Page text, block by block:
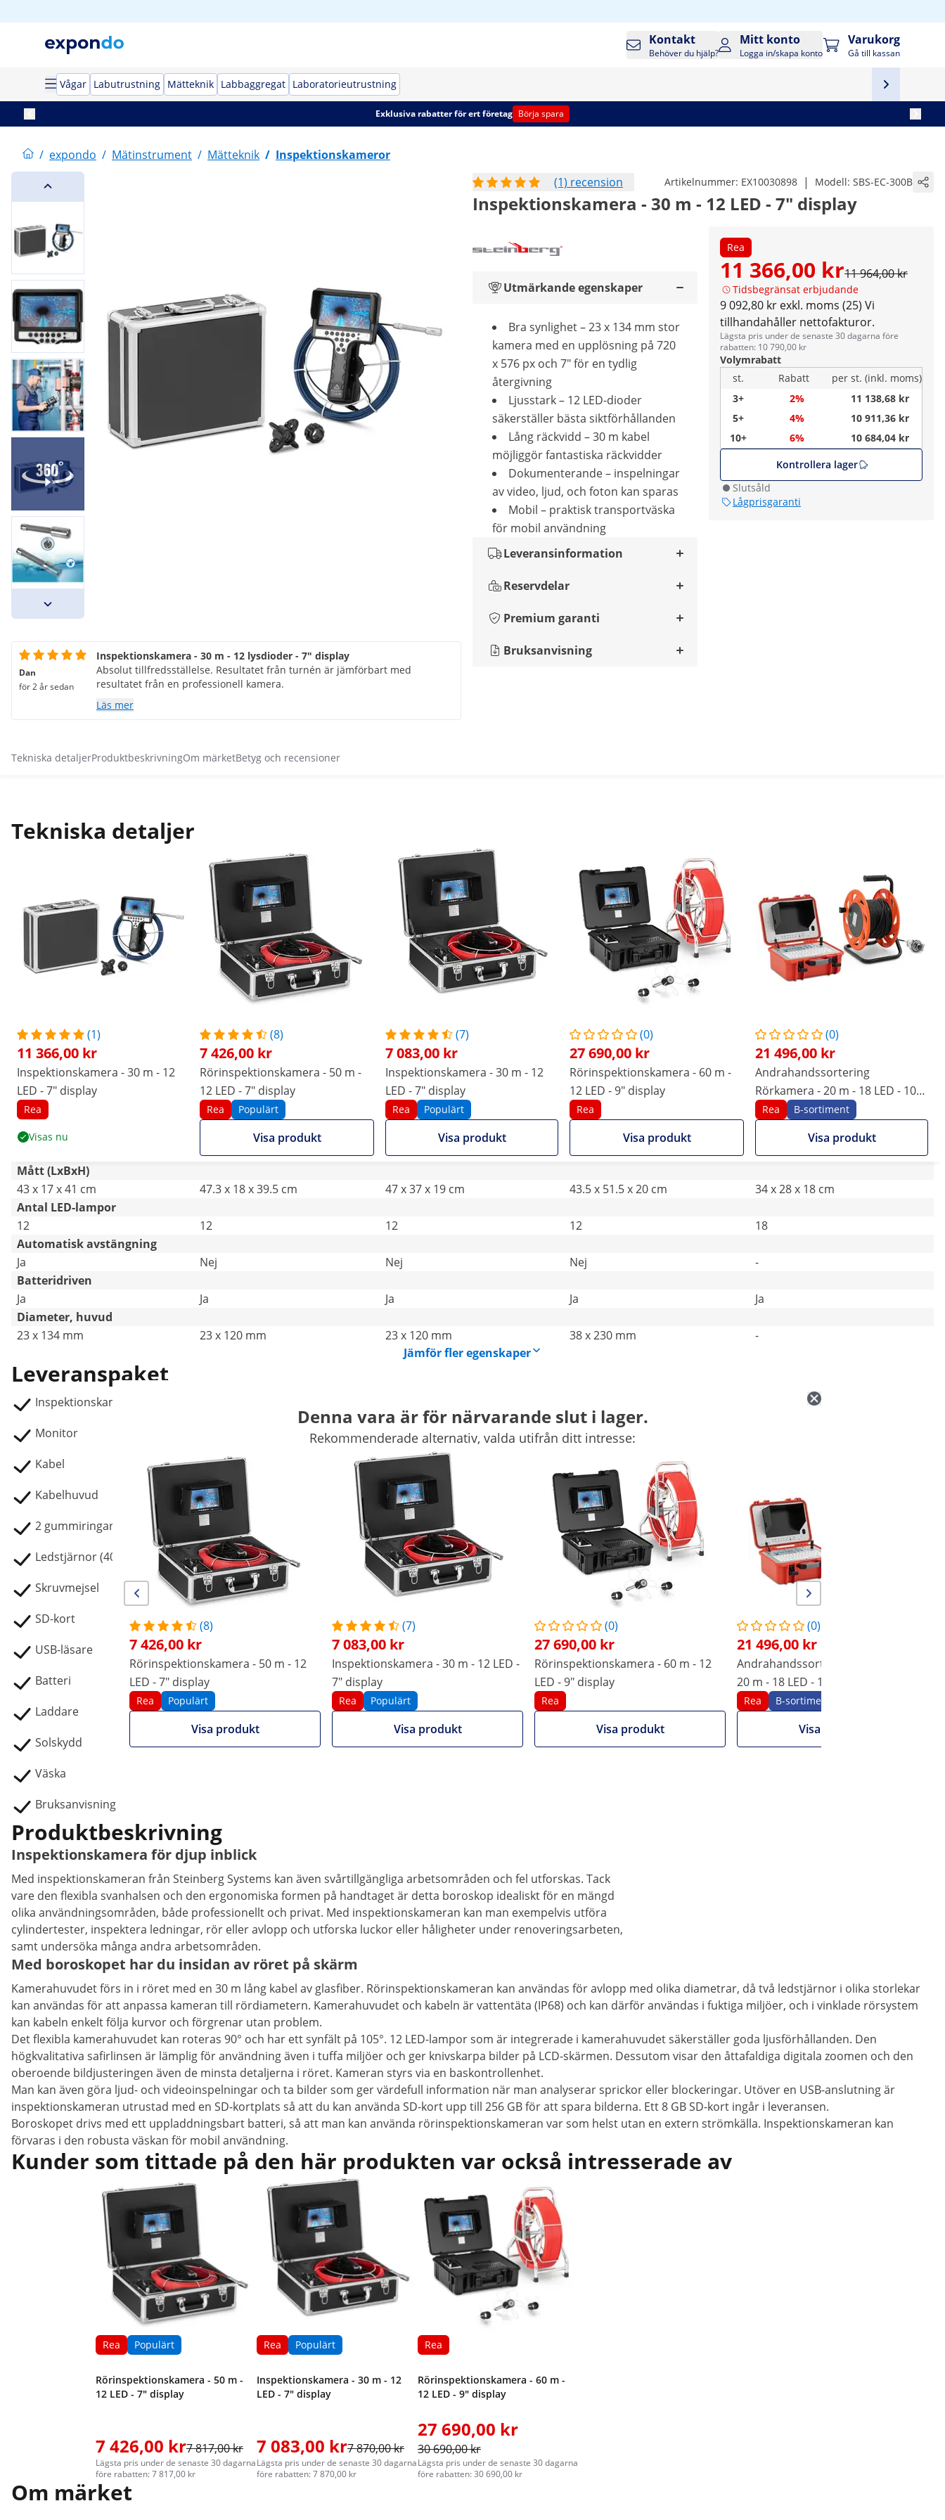
Kontakt
Behöver du hjälp?
Mitt konto
Logga in/skapa konto
Varukorg
Gå till kassan
Vågar Labutrustning Mätteknik Labbaggregat Laboratorieutrustning
Exklusiva rabatter för ert företag Börja spara
/ expondo / Mätinstrument / Mätteknik / Inspektionskameror
(1) recension
Artikelnummer: EX10030898 | Modell: SBS-EC-300B
Inspektionskamera - 30 m - 12 LED - 7" display
Rea
11 366,00 kr11 964,00 kr
Tidsbegränsat erbjudande
9 092,80 kr exkl. moms (25) Vi
tillhandahåller nettofakturor.
Lägsta pris under de senaste 30 dagarna före
rabatten: 10 790,00 kr
Volymrabatt
st.
Rabatt
per st. (inkl. moms)
3+
2%
11 138,68 kr
5+
4%
10 911,36 kr
10+
6%
10 684,04 kr
Kontrollera lager
Slutsåld
Lågprisgaranti
Utmärkande egenskaper
Bra synlighet – 23 x 134 mm stor
kamera med en upplösning på 720
x 576 px och 7" för en tydlig
återgivning
Ljusstark – 12 LED-dioder
säkerställer bästa siktförhållanden
Lång räckvidd – 30 m kabel
möjliggör fantastiska räckvidder
Dokumenterande – inspelningar
av video, ljud, och foton kan sparas
Mobil – praktisk transportväska
för mobil användning
Leveransinformation
Reservdelar
Premium garanti
Bruksanvisning
Dan
för 2 år sedan
Inspektionskamera - 30 m - 12 lysdioder - 7" display
Absolut tillfredsställelse. Resultatet från turnén är jämförbart med
resultatet från en professionell kamera.
Läs mer
Tekniska detaljerProduktbeskrivningOm märketBetyg och recensioner
Tekniska detaljer
(1)
11 366,00 kr
Inspektionskamera - 30 m - 12
LED - 7" display
Rea
Visas nu
(8)
7 426,00 kr
Rörinspektionskamera - 50 m -
12 LED - 7" display
Rea Populärt
Visa produkt
(7)
7 083,00 kr
Inspektionskamera - 30 m - 12
LED - 7" display
Rea Populärt
Visa produkt
(0)
27 690,00 kr
Rörinspektionskamera - 60 m -
12 LED - 9" display
Rea
Visa produkt
(0)
21 496,00 kr
Andrahandssortering
Rörkamera - 20 m - 18 LED - 10"
display
Rea B-sortiment
Visa produkt
Mått (LxBxH)
43 x 17 x 41 cm
47.3 x 18 x 39.5 cm 47 x 37 x 19 cm 43.5 x 51.5 x 20 cm
34 x 28 x 18 cm
Antal LED-lampor
12
12 12 12
18
Automatisk avstängning
Ja
Nej Nej Nej
-
Batteridriven
Ja
Ja Ja Ja
Ja
Diameter, huvud
23 x 134 mm
23 x 120 mm 23 x 120 mm 38 x 230 mm
-
Jämför fler egenskaper
Leveranspaket
Inspektionskamera SBS-EC-300B
Monitor
Kabel
Kabelhuvud
2 gummiringar
Ledstjärnor (40 mm / 80 mm)
Skruvmejsel
SD-kort
USB-läsare
Batteri
Laddare
Solskydd
Väska
Bruksanvisning
Denna vara är för närvarande slut i lager.
Rekommenderade alternativ, valda utifrån ditt intresse:
(8)
7 426,00 kr
Rörinspektionskamera - 50 m - 12
LED - 7" display
Rea Populärt
Visa produkt
(7)
7 083,00 kr
Inspektionskamera - 30 m - 12 LED -
7" display
Rea Populärt
Visa produkt
(0)
27 690,00 kr
Rörinspektionskamera - 60 m - 12
LED - 9" display
Rea
Visa produkt
(0)
21 496,00 kr
Andrahandssortering Rörkamera -
20 m - 18 LED - 10" display
Rea B-sortiment
Visa produkt
Produktbeskrivning
Inspektionskamera för djup inblick
Med inspektionskameran från Steinberg Systems kan även svårtillgängliga arbetsområden och fel utforskas. Tack
vare den flexibla svanhalsen och den ergonomiska formen på handtaget är detta boroskop idealiskt för en mängd
olika användningsområden, både professionellt och privat. Med inspektionskameran kan man exempelvis utföra
cylindertester, inspektera ledningar, rör eller avlopp och utforska luckor eller håligheter under renoveringsarbeten,
samt undersöka många andra arbetsområden.
Med boroskopet har du insidan av röret på skärm
Kamerahuvudet förs in i röret med en 30 m lång kabel av glasfiber. Rörinspektionskameran kan användas för avlopp med olika diametrar, då två ledstjärnor i olika storlekar
kan användas för att anpassa kameran till rördiametern. Kamerahuvudet och kabeln är vattentäta (IP68) och kan därför användas i fuktiga miljöer, och i vinklade rörsystem
kan kabeln enkelt följa kurvor och förgrenar utan problem.
Det flexibla kamerahuvudet kan roteras 90° och har ett synfält på 105°. 12 LED-lampor som är integrerade i kamerahuvudet säkerställer goda ljusförhållanden. Den
högkvalitativa safirlinsen är lämplig för användning även i tuffa miljöer och ger knivskarpa bilder på LCD-skärmen. Dessutom visar den åttafaldiga digitala zoomen och den
oberoende bildjusteringen även de minsta detaljerna i röret. Kameran styrs via en baskontrollenhet.
Man kan även göra ljud- och videoinspelningar och ta bilder som ger värdefull information när man analyserar sprickor eller blockeringar. Utöver en USB-anslutning är
inspektionskameran utrustad med en SD-kortplats så att du kan använda SD-kort upp till 256 GB för att spara bilderna. Ett 8 GB SD-kort ingår i leveransen.
Boroskopet drivs med ett uppladdningsbart batteri, så att man kan använda rörinspektionskameran var som helst utan en extern strömkälla. Inspektionskameran kan
förvaras i den robusta väskan för mobil användning.
Kunder som tittade på den här produkten var också intresserade av
Rea Populärt
Rörinspektionskamera - 50 m -
12 LED - 7" display
7 426,00 kr7 817,00 kr
Lägsta pris under de senaste 30 dagarna
före rabatten: 7 817,00 kr
Rea Populärt
Inspektionskamera - 30 m - 12
LED - 7" display
7 083,00 kr7 870,00 kr
Lägsta pris under de senaste 30 dagarna
före rabatten: 7 870,00 kr
Rea
Rörinspektionskamera - 60 m -
12 LED - 9" display
27 690,00 kr
30 690,00 kr
Lägsta pris under de senaste 30 dagarna
före rabatten: 30 690,00 kr
Om märket